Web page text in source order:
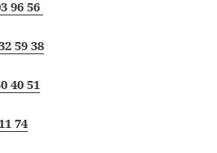
96 56
59 38
40 51
74